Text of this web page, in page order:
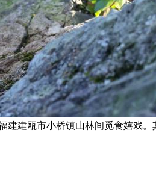
建瓯市小桥镇山林间觅食嬉戏